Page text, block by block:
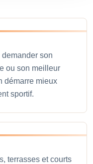
son
ou son meilleur
démarre mieux
sportif.
terrasses et courts